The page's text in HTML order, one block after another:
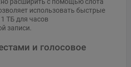
использовать быстрые
ТБ для часов
записи.
и голосовое